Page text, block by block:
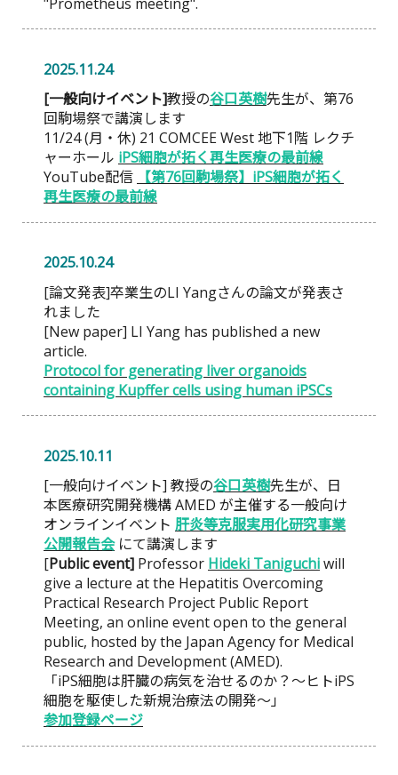
2025.11.24
[一般向けイベント]教授の谷口英樹先生が、第76
回駒場祭で講演します
11/24 (月・休) 21 COMCEE West 地下1階 レクチ
ャーホール iPS細胞が拓く再生医療の最前線
YouTube配信
【第76回駒場祭】iPS細胞が拓く
再生医療の最前線
2025.10.24
[論文発表]卒業生のLI Yangさんの論文が発表さ
れました
[New paper] LI Yang has published a new
article.
Protocol for generating liver organoids
containing Kupffer cells using human iPSCs
2025.10.11
[一般向けイベント] 教授の谷口英樹先生が、日
本医療研究開発機構 AMED が主催する一般向け
オンラインイベント 肝炎等克服実用化研究事業
公開報告会にて講演します
[Public event] Professor Hideki Taniguchiwill
give a lecture at the Hepatitis Overcoming
Practical Research Project Public Report
Meeting, an online event open to the general
public, hosted by the Japan Agency for Medical
Research and Development (AMED).
「iPS細胞は肝臓の病気を治せるのか？～ヒトiPS
細胞を駆使した新規治療法の開発～」
参加登録ページ